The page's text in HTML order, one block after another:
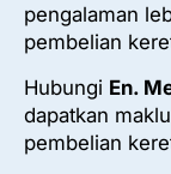
pengalaman
pembelian
Hubungi En.
dapatkan
pembelian